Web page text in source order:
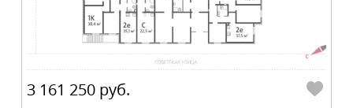
3 161 250 руб.